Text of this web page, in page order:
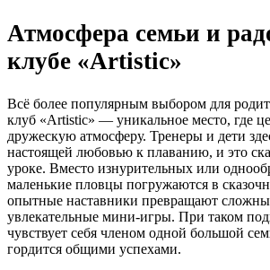
Атмосфера семьи и
клубе «Artistic»
Всё более популярным выбором для
клуб «Artistic» — уникальное место, где
дружескую атмосферу. Тренеры и дети
настоящей любовью к плаванию, и это
уроке. Вместо изнурительных или
маленькие пловцы погружаются в
опытные наставники превращают
увлекательные мини-игры. При таком
чувствует себя членом одной большой
гордится общими успехами.